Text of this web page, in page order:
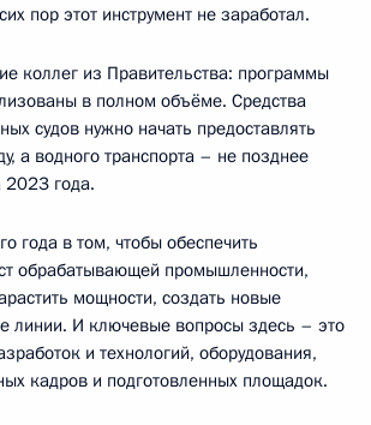
пор этот инструмент не заработал.
коллег из Правительства: программы
в полном объёме. Средства
судов нужно начать предоставлять
а водного транспорта – не позднее
2023 года.
года в том, чтобы обеспечить
обрабатывающей промышленности,
мощности, создать новые
линии. И ключевые вопросы здесь – это
и технологий, оборудования,
кадров и подготовленных площадок.